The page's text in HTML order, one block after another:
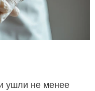
ушли не менее